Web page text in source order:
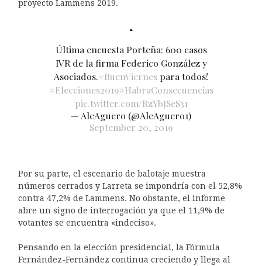
proyecto Lammens 2019.
Última encuesta Porteña: 600 casos
IVR de la firma Federico González y
Asociados.#BuenViernes para todos!
#Elecciones2019#HabraConsecuencias
pic.twitter.com/RzYbJSeS31
— AleAguero (@AleAguero1)
September 20, 2019
Por su parte, el escenario de balotaje muestra
números cerrados y Larreta se impondría con el 52,8%
contra 47,2% de Lammens. No obstante, el informe
abre un signo de interrogación ya que el 11,9% de
votantes se encuentra «indeciso».
Pensando en la elección presidencial, la Fórmula
Fernández-Fernández continua creciendo y llega al